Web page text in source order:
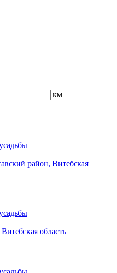
км
район, Витебская
область